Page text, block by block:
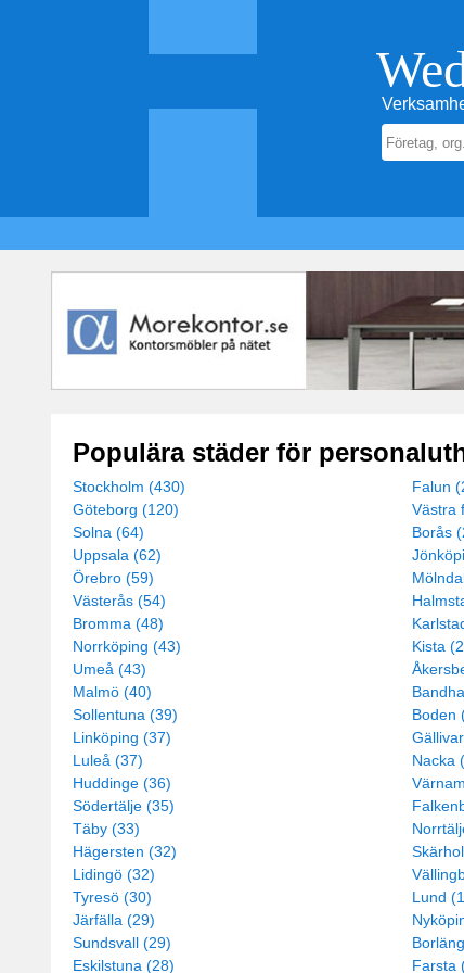
Populära städer för
Stockholm (430)
Göteborg (120)
Solna (64)
Uppsala (62)
Örebro (59)
Västerås (54)
Bromma (48)
Norrköping (43)
Umeå (43)
Malmö (40)
Sollentuna (39)
Linköping (37)
Luleå (37)
Huddinge (36)
Södertälje (35)
Täby (33)
Hägersten (32)
Lidingö (32)
Tyresö (30)
Järfälla (29)
Sundsvall (29)
Eskilstuna (28)
Falun
Västra
Borås
Kista
Boden
Nacka
Lund
Farsta